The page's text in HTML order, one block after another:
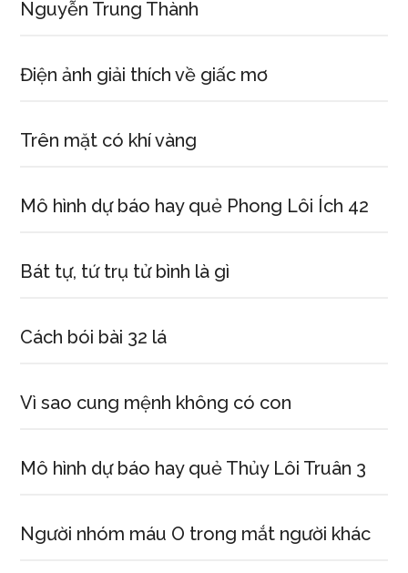
Nguyễn Trung Thành
Điện ảnh giải thích về giấc mơ
Trên mặt có khí vàng
Mô hình dự báo hay quẻ Phong Lôi Ích 42
Bát tự, tứ trụ tử bình là gì
Cách bói bài 32 lá
Vì sao cung mệnh không có con
Mô hình dự báo hay quẻ Thủy Lôi Truân 3
Người nhóm máu O trong mắt người khác